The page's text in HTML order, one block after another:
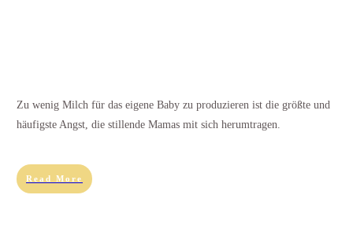
Zu wenig Milch für das eigene Baby zu produzieren ist die größte und
häufigste Angst, die stillende Mamas mit sich herumtragen.
Read More